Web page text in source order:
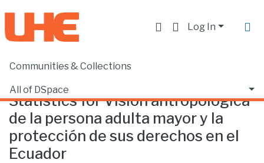
Log In
Communities & Collections
All of DSpace
Home Statistics
Statistics for Visión antropológica
de la persona adulta mayor y la
protección de sus derechos en el
Ecuador